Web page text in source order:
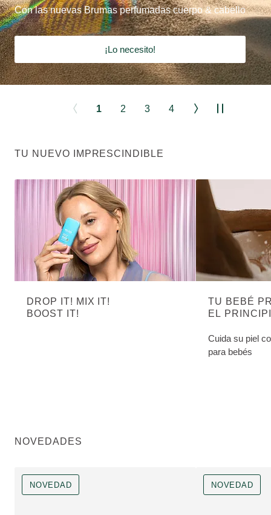
Con las nuevas Brumas perfumadas cuerpo & cabello
¡Lo necesito!
1 2 3 4
TU NUEVO IMPRESCINDIBLE
DROP IT! MIX IT!
BOOST IT!
TU BEBÉ
EL
Cuida su piel
para bebés
NOVEDADES
NOVEDAD NOVEDAD